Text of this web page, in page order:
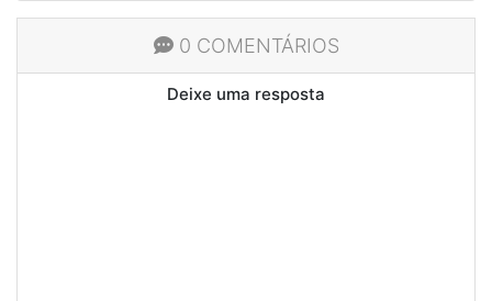
0 COMENTÁRIOS
Deixe uma resposta